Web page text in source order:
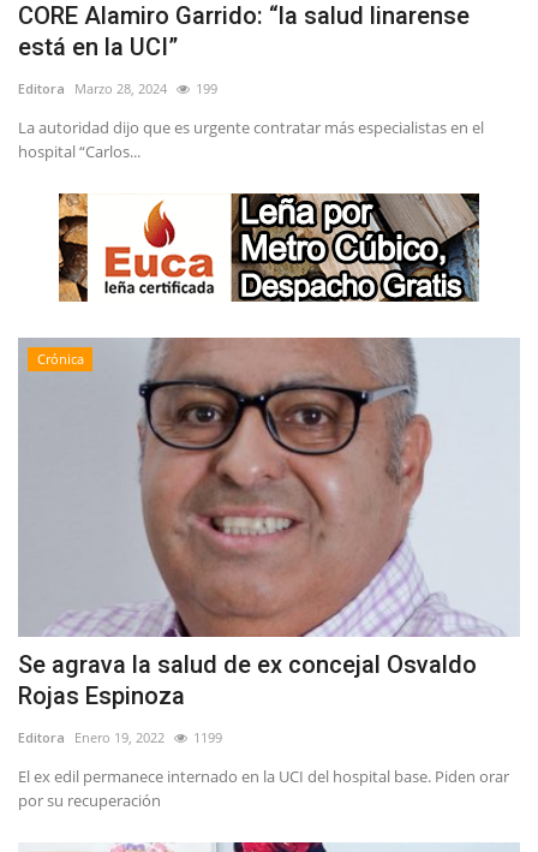
CORE Alamiro Garrido: “la salud linarense
está en la UCI”
Editora Marzo 28, 2024 199
La autoridad dijo que es urgente contratar más especialistas en el
hospital “Carlos...
Crónica
Se agrava la salud de ex concejal Osvaldo
Rojas Espinoza
Editora Enero 19, 2022 1199
El ex edil permanece internado en la UCI del hospital base. Piden orar
por su recuperación